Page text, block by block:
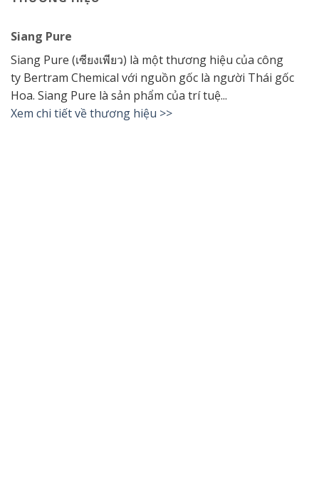
Siang Pure
Siang Pure (เซียงเพียว) là một thương hiệu của công
ty Bertram Chemical với nguồn gốc là người Thái gốc
Hoa. Siang Pure là sản phẩm của trí tuệ...
Xem chi tiết về thương hiệu >>